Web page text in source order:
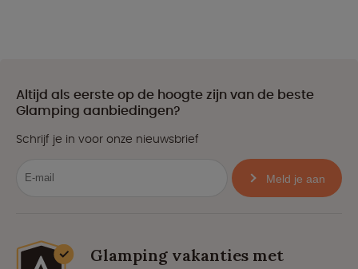
Altijd als eerste op de hoogte zijn van de beste
Glamping aanbiedingen?
Schrijf je in voor onze nieuwsbrief
Meld je aan
Glamping vakanties met